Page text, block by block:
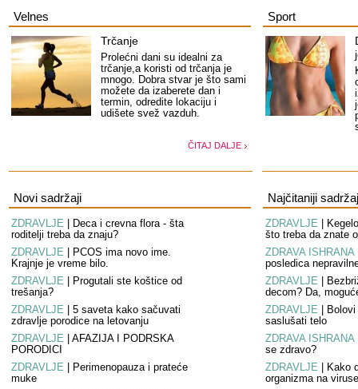
Velnes
Trčanje
Prolećni dani su idealni za
trčanje,a koristi od trčanja je
mnogo. Dobra stvar je što sami
možete da izaberete dan i
termin, odredite lokaciju i
udišete svež vazduh.
ČITAJ DALJE
Sport
Novi sadržaji
ZDRAVLJE
Deca i crevna flora - šta
roditelji treba da znaju?
ZDRAVLJE
PCOS ima novo ime.
Krajnje je vreme bilo.
ZDRAVLJE
Progutali ste koštice od
trešanja?
ZDRAVLJE
5 saveta kako sačuvati
zdravlje porodice na letovanju
ZDRAVLJE
AFAZIJA I PODRŠKA
PORODICI
ZDRAVLJE
Perimenopauza i prateće
muke
Najčitaniji
ZDRAVLJE
što treba da znate
ZDRAVA ISHRANA
posledica
ZDRAVLJE
decom? Da,
ZDRAVLJE
saslušati telo
ZDRAVA ISHRANA
se zdravo?
ZDRAVLJE
Kako
organizma na viruse